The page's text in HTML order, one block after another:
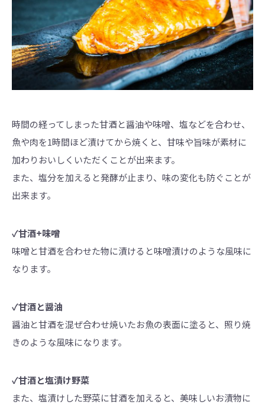
時間の経ってしまった甘酒と醤油や味噌、塩などを合わせ、
魚や肉を1時間ほど漬けてから焼くと、甘味や旨味が素材に
加わりおいしくいただくことが出来ます。
また、塩分を加えると発酵が止まり、味の変化も防ぐことが
出来ます。
✓甘酒+味噌
味噌と甘酒を合わせた物に漬けると味噌漬けのような風味に
なります。
✓甘酒と醤油
醤油と甘酒を混ぜ合わせ焼いたお魚の表面に塗ると、照り焼
きのような風味になります。
✓甘酒と塩漬け野菜
また、塩漬けした野菜に甘酒を加えると、美味しいお漬物に